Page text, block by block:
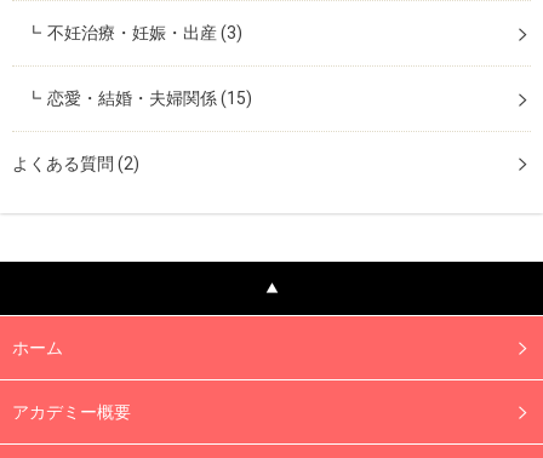
不妊治療・妊娠・出産(3)
恋愛・結婚・夫婦関係(15)
よくある質問 (2)
ホーム
アカデミー概要